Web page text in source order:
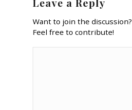
Want to join the discussion?
Feel free to contribute!